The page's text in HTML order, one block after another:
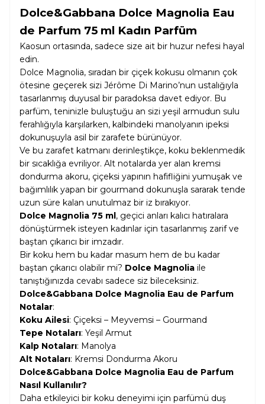
Dolce&Gabbana Dolce Magnolia Eau
de Parfum 75 ml Kadın Parfüm
Kaosun ortasında, sadece size ait bir huzur nefesi hayal
edin.
Dolce Magnolia, sıradan bir çiçek kokusu olmanın çok
ötesine geçerek sizi Jérôme Di Marino’nun ustalığıyla
tasarlanmış duyusal bir paradoksa davet ediyor. Bu
parfüm, teninizle buluştuğu an sizi yeşil armudun sulu
ferahlığıyla karşılarken, kalbindeki manolyanın ipeksi
dokunuşuyla asil bir zarafete bürünüyor.
Ve bu zarafet katmanı derinleştikçe, koku beklenmedik
bir sıcaklığa evriliyor. Alt notalarda yer alan kremsi
dondurma akoru, çiçeksi yapının hafifliğini yumuşak ve
bağımlılık yapan bir gourmand dokunuşla sararak tende
uzun süre kalan unutulmaz bir iz bırakıyor.
Dolce Magnolia 75 ml, geçici anları kalıcı hatıralara
dönüştürmek isteyen kadınlar için tasarlanmış zarif ve
baştan çıkarıcı bir imzadır.
Bir koku hem bu kadar masum hem de bu kadar
baştan çıkarıcı olabilir mi? Dolce Magnolia ile
tanıştığınızda cevabı sadece siz bileceksiniz.
Dolce&Gabbana Dolce Magnolia Eau de Parfum
Notalar:
Koku Ailesi: Çiçeksi – Meyvemsi – Gourmand
Tepe Notaları: Yeşil Armut
Kalp Notaları: Manolya
Alt Notaları: Kremsi Dondurma Akoru
Dolce&Gabbana Dolce Magnolia Eau de Parfum
Nasıl Kullanılır?
Daha etkileyici bir koku deneyimi için parfümü duş